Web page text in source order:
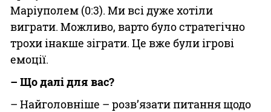
Маріуполем (0:3). Ми всі дуже хотіли
виграти. Можливо, варто було стратегічно
трохи інакше зіграти. Це вже були ігрові
емоції.
– Що далі для вас?
– Найголовніше – розв’язати питання щодо